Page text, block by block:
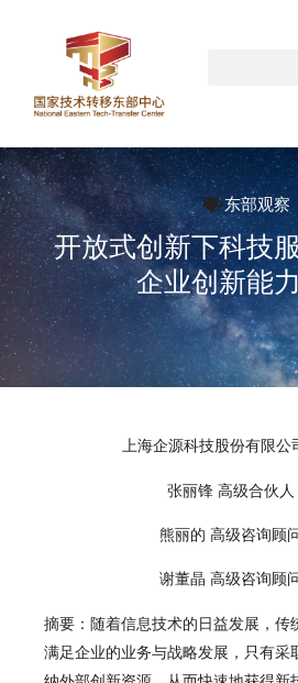
东部观察
开放式创新下科技
企业创新能
上海企源科技股份有限公
张丽锋 高级合伙人
熊丽的 高级咨询顾
谢董晶 高级咨询顾
摘要： 随着信息技术的日益发展，传
满足企业的业务与战略发展，只有采